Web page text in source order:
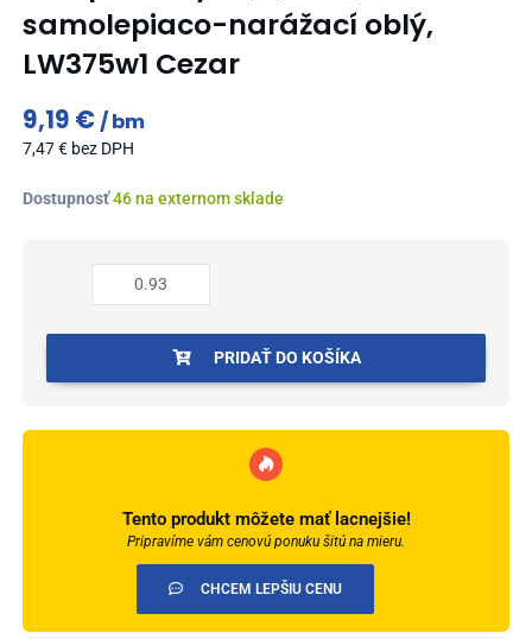
samolepiaco-narážací oblý,
LW375w1 Cezar
9,19 € bm
7,47€ bez DPH
Dostupnosť46 na externom sklade
množstvo
Dub
16,
samolepiaco-
PRIDAŤ DO KOŠÍKA
Tento produkt môžete mať lacnejšie!
Pripravíme vám cenovú ponuku šitú na mieru.
CHCEM LEPŠIU CENU